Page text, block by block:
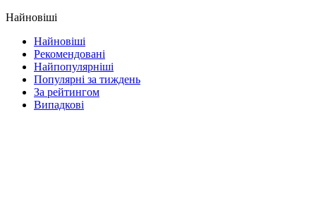
Найновіші
Найновіші
Рекомендовані
Найпопулярніші
Популярні за тиждень
За рейтингом
Випадкові